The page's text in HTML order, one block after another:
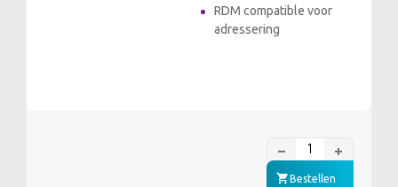
RDM compatible voor
adressering
Bestellen